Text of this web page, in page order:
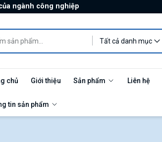
ngành công nghiệp
Tất cả danh mục
chủ Giới thiệu Sản phẩm Liên hệ
tin sản phẩm